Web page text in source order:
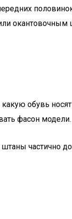
обувь
фасон модели.
частично